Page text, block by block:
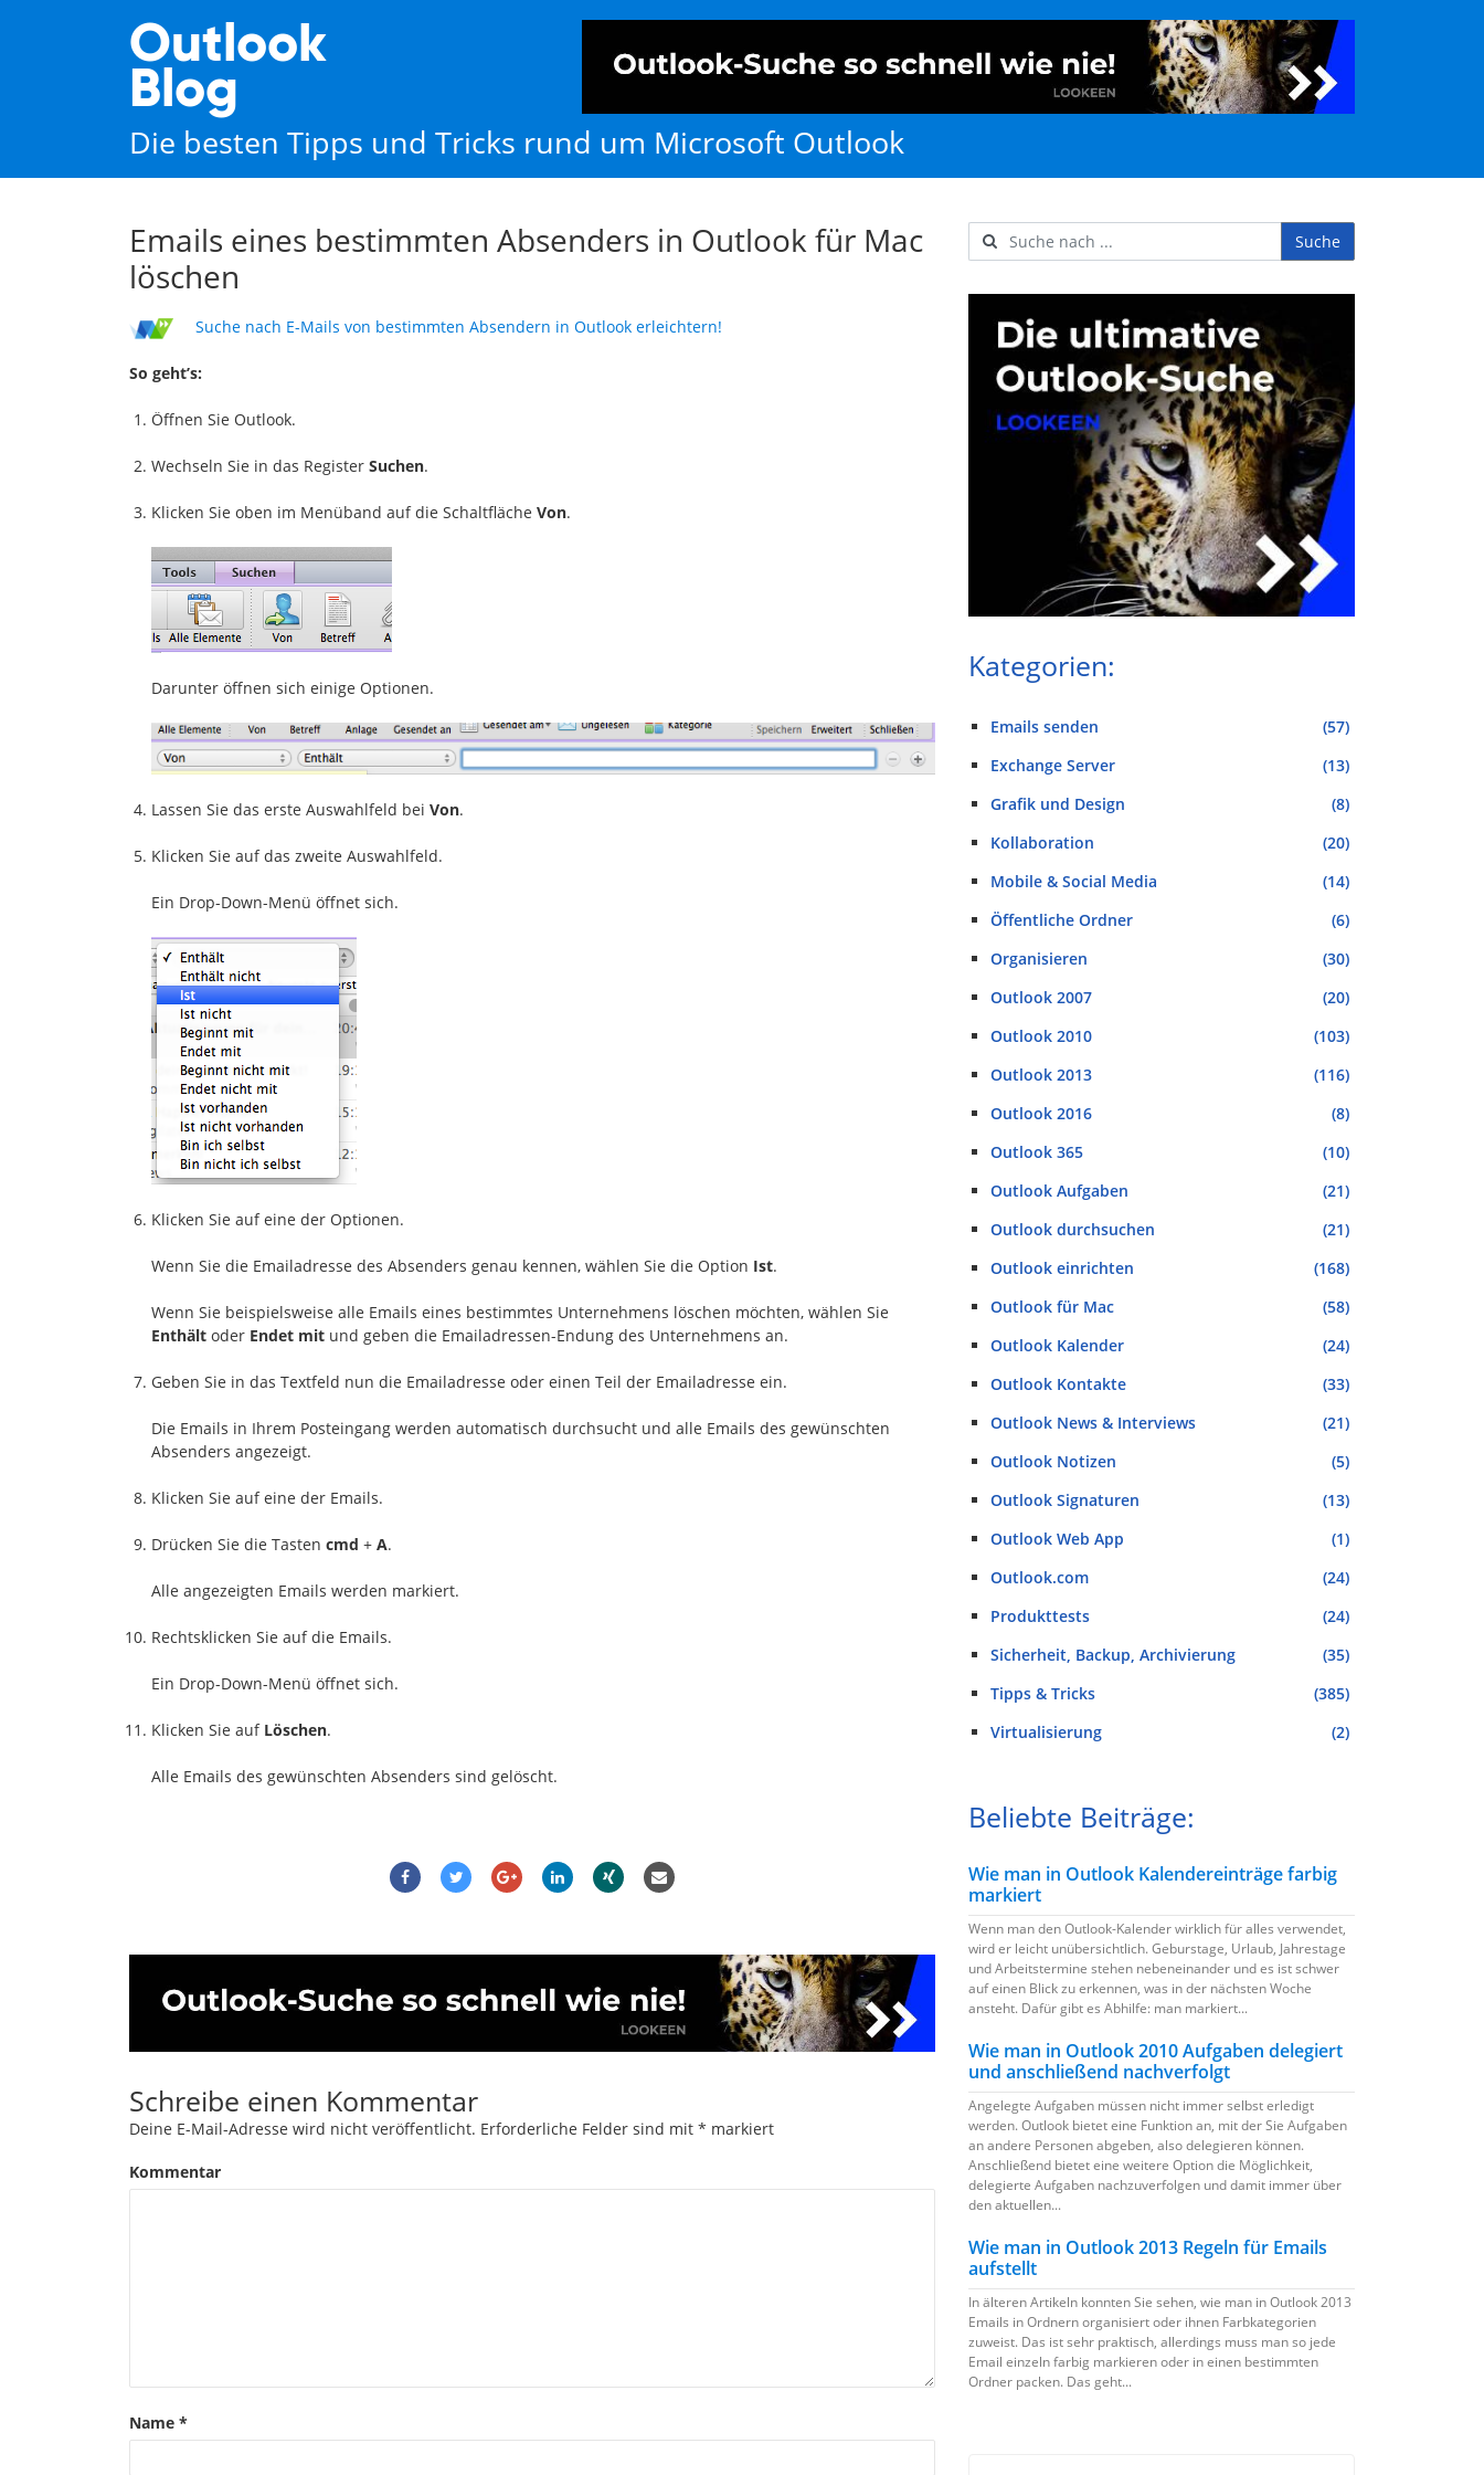
Outlook
Blog
Die besten Tipps und Tricks rund um Microsoft Outlook
Emails eines bestimmten Absenders in Outlook für Mac
löschen
Suche nach E-Mails von bestimmten Absendern in Outlook erleichtern!
So geht’s:
Öffnen Sie Outlook.
Wechseln Sie in das Register Suchen.
Klicken Sie oben im Menüband auf die Schaltfläche Von.
Darunter öffnen sich einige Optionen.
Lassen Sie das erste Auswahlfeld bei Von.
Klicken Sie auf das zweite Auswahlfeld.
Ein Drop-Down-Menü öffnet sich.
Klicken Sie auf eine der Optionen.
Wenn Sie die Emailadresse des Absenders genau kennen, wählen Sie die Option Ist.
Wenn Sie beispielsweise alle Emails eines bestimmtes Unternehmens löschen möchten, wählen Sie
Enthält oder Endet mit und geben die Emailadressen-Endung des Unternehmens an.
Geben Sie in das Textfeld nun die Emailadresse oder einen Teil der Emailadresse ein.
Die Emails in Ihrem Posteingang werden automatisch durchsucht und alle Emails des gewünschten
Absenders angezeigt.
Klicken Sie auf eine der Emails.
Drücken Sie die Tasten cmd + A.
Alle angezeigten Emails werden markiert.
Rechtsklicken Sie auf die Emails.
Ein Drop-Down-Menü öffnet sich.
Klicken Sie auf Löschen.
Alle Emails des gewünschten Absenders sind gelöscht.
Schreibe einen Kommentar
Deine E-Mail-Adresse wird nicht veröffentlicht. Erforderliche Felder sind mit * markiert
Kommentar
Name *
Username
Suche
Kategorien:
Emails senden
(57)
Exchange Server
(13)
Grafik und Design
(8)
Kollaboration
(20)
Mobile & Social Media
(14)
Öffentliche Ordner
(6)
Organisieren
(30)
Outlook 2007
(20)
Outlook 2010
(103)
Outlook 2013
(116)
Outlook 2016
(8)
Outlook 365
(10)
Outlook Aufgaben
(21)
Outlook durchsuchen
(21)
Outlook einrichten
(168)
Outlook für Mac
(58)
Outlook Kalender
(24)
Outlook Kontakte
(33)
Outlook News & Interviews
(21)
Outlook Notizen
(5)
Outlook Signaturen
(13)
Outlook Web App
(1)
Outlook.com
(24)
Produkttests
(24)
Sicherheit, Backup, Archivierung
(35)
Tipps & Tricks
(385)
Virtualisierung
(2)
Beliebte Beiträge:
Wie man in Outlook Kalendereinträge farbig
markiert
Wenn man den Outlook-Kalender wirklich für alles verwendet,
wird er leicht unübersichtlich. Geburstage, Urlaub, Jahrestage
und Arbeitstermine stehen nebeneinander und es ist schwer
auf einen Blick zu erkennen, was in der nächsten Woche
ansteht. Dafür gibt es Abhilfe: man markiert...
Wie man in Outlook 2010 Aufgaben delegiert
und anschließend nachverfolgt
Angelegte Aufgaben müssen nicht immer selbst erledigt
werden. Outlook bietet eine Funktion an, mit der Sie Aufgaben
an andere Personen abgeben, also delegieren können.
Anschließend bietet eine weitere Option die Möglichkeit,
delegierte Aufgaben nachzuverfolgen und damit immer über
den aktuellen...
Wie man in Outlook 2013 Regeln für Emails
aufstellt
In älteren Artikeln konnten Sie sehen, wie man in Outlook 2013
Emails in Ordnern organisiert oder ihnen Farbkategorien
zuweist. Das ist sehr praktisch, allerdings muss man so jede
Email einzeln farbig markieren oder in einen bestimmten
Ordner packen. Das geht...